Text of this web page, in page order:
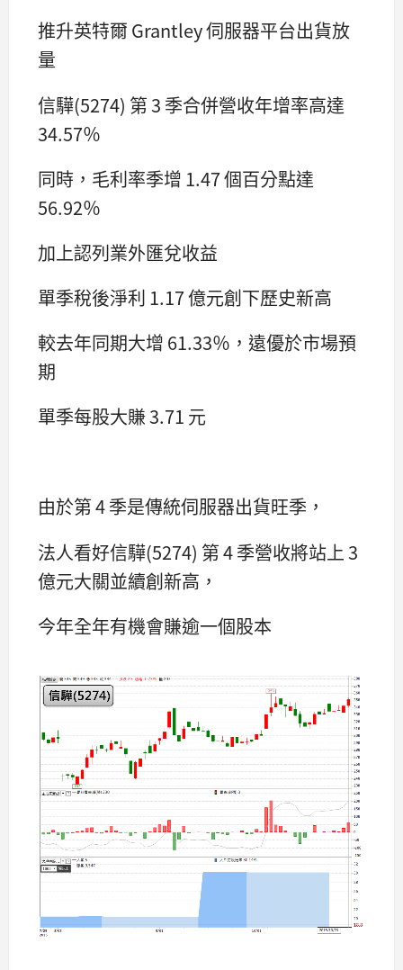
推升英特爾 Grantley 伺服器平台出貨放
量
信驊(5274) 第 3 季合併營收年增率高達
34.57％
同時，毛利率季增 1.47 個百分點達
56.92％
加上認列業外匯兌收益
單季稅後淨利 1.17 億元創下歷史新高
較去年同期大增 61.33％，遠優於市場預
期
單季每股大賺 3.71 元
由於第 4 季是傳統伺服器出貨旺季，
法人看好信驊(5274) 第 4 季營收將站上 3
億元大關並續創新高，
今年全年有機會賺逾一個股本